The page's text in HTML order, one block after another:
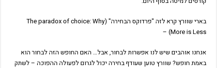
בארי שוורץ קרא לזה "פרדוקס הבחירה" (The paradox of choice: Why
More is Less) –
אנחנו אוהבים שיש לנו אפשרות לבחור, אבל… האם החופש הזה לבחור הוא
באמת חופש? שוורץ טוען שעודף בחירה יכול לגרום לפעולה ההפוכה – לשתק